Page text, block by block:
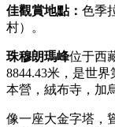
佳觀賞地點： 色季
村）。
珠穆朗瑪峰位于西
8844.43米，是世界
本營，絨布寺，加
像一座大金字塔，